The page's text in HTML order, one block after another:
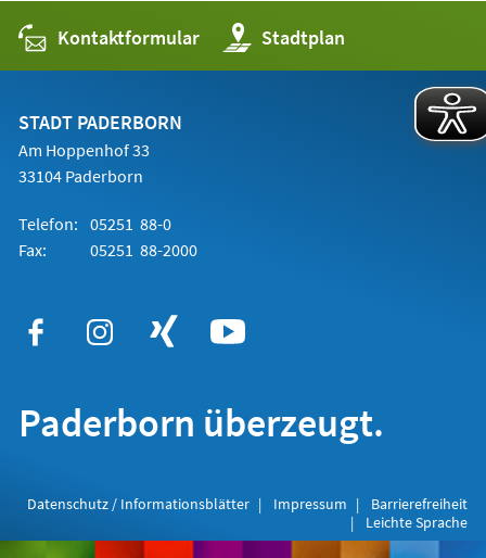
Kontaktformular Stadtplan
(Öffnet
in
einem
STADT PADERBORN
Am Hoppenhof 33
33104 Paderborn
Telefon: 05251 88-0
Fax:
05251 88-2000
Paderborn überzeugt.
Datenschutz / Informationsblätter Impressum
Barrierefreiheit
Leichte Sprache